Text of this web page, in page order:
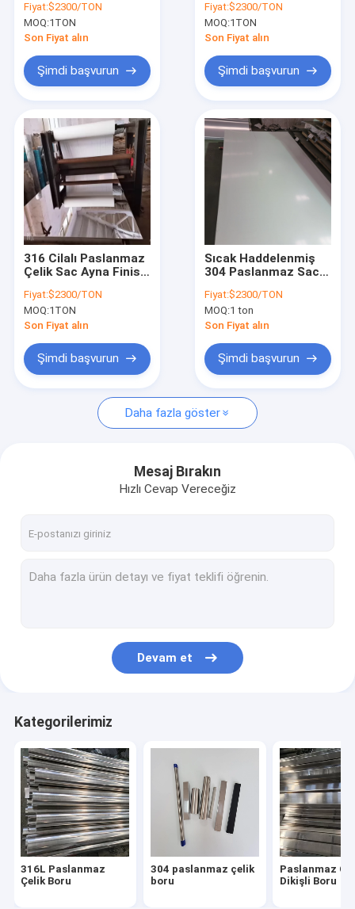
Ürün
Videolar
Bizim Hakkımızda
Fabrika turu
Bir İndirim İste
316L Paslanmaz Çelik Boru
304 paslanmaz çelik boru
dikişsiz ss boru
Paslanmaz çelik sac
ayna paslanmaz çelik sac
Alüminyum Alaşımlı Boru
Alüminyum Alaşımlı levha
Alüminyum Alaşımlı Bobin
Paslanmaz Çelik Ek Parçalar
6mm 1/4 Delik 16
Ölçü 304 Paslanmaz
Çelik Levha
Fiyat:$2300/TON
MOQ:1TON
Son Fiyat alın
Şimdi başvurun
Paslanmaz Çelik
Paneller 4x8
Fiyat:$2300/TON
MOQ:1TON
Son Fiyat alın
Şimdi başvurun
316 Cilalı Paslanmaz
Çelik Sac Ayna Finish
No.4 Saten No.8 8k
Fiyat:$2300/TON
MOQ:1TON
Son Fiyat alın
Şimdi başvurun
Sıcak Haddelenmiş
304 Paslanmaz Sac
316
Fiyat:$2300/TON
MOQ:1 ton
Son Fiyat alın
Şimdi başvurun
Daha fazla göster
Mesaj Bırakın
Hızlı Cevap Vereceğiz
Devam et
Kategorilerimiz
316L Paslanmaz
Çelik Boru
304 paslanmaz çelik
boru
Paslanmaz
Dikişli Boru